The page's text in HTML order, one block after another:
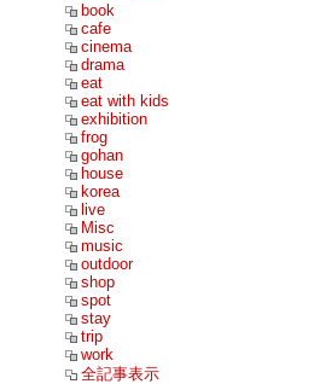
book
cafe
cinema
drama
eat
eat with kids
exhibition
frog
gohan
house
korea
live
Misc
music
outdoor
shop
spot
stay
trip
work
全記事表示